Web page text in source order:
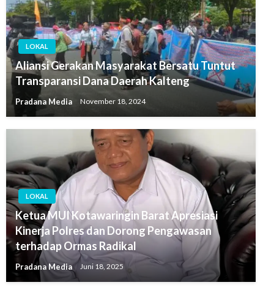
LOKAL
Aliansi Gerakan Masyarakat Bersatu Tuntut
Transparansi Dana Daerah Kalteng
Pradana Media November 18, 2024
LOKAL
Ketua MUI Kotawaringin Barat Apresiasi
Kinerja Polres dan Dorong Pengawasan
terhadap Ormas Radikal
Pradana Media Juni 18, 2025